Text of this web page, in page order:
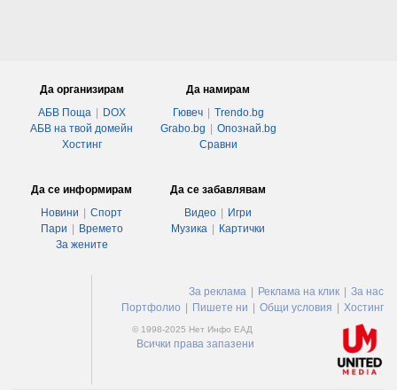
Да организирам
АБВ Поща
DOX
АБВ на твой домейн
Хостинг
Да намирам
Гювеч
Trendo.bg
Grabo.bg
Опознай.bg
Сравни
Да се информирам
Новини
Спорт
Пари
Времето
За жените
Да се забавлявам
Видео
Игри
Музика
Картички
За реклама Реклама на клик
За нас
Портфолио
Пишете ни Общи условия Хостинг
© 1998-2025 Нет Инфо ЕАД
Всички права запазени